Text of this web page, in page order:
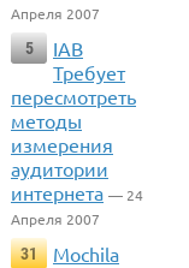
Апреля 2007
5
IAB
Требует
пересмотреть
методы
измерения
аудитории
интернета — 24
Апреля 2007
31
Mochila